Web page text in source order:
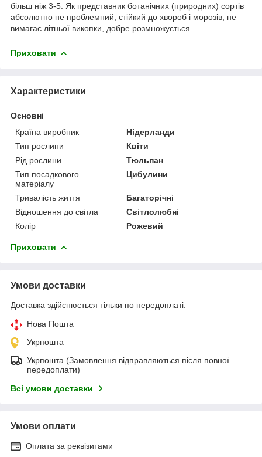
більш ніж 3-5. Як представник ботанічних (природних) сортів
абсолютно не проблемний, стійкий до хвороб і морозів, не
вимагає літньої викопки, добре розмножується.
Приховати
Характеристики
Основні
Країна виробник
Нідерланди
Тип рослини
Квіти
Рід рослини
Тюльпан
Тип посадкового
матеріалу
Цибулини
Тривалість життя
Багаторічні
Відношення до світла
Світлолюбні
Колір
Рожевий
Приховати
Умови доставки
Доставка здійснюється тільки по передоплаті.
Нова Пошта
Укрпошта
Укрпошта (Замовлення відправляються після повної
передоплати)
Всі умови доставки
Умови оплати
Оплата за реквізитами